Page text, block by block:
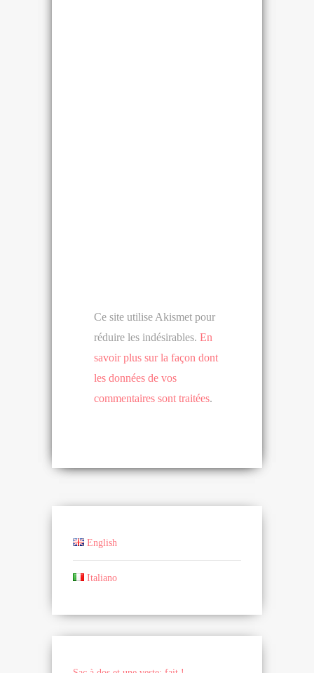
Ce site utilise Akismet pour
réduire les indésirables. En
savoir plus sur la façon dont
les données de vos
commentaires sont traitées.
English
Italiano